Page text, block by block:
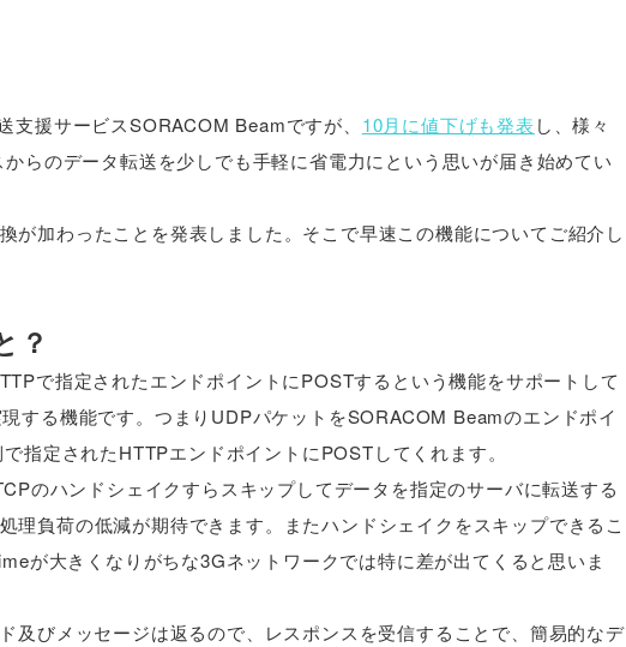
援サービスSORACOM Beamですが、 10月に値下げも発表し、様々
らのデータ転送を少しでも手軽に省電力にという思いが届き始めてい
加わったことを発表しました。そこで早速この機能についてご紹介し
？
で指定されたエンドポイントにPOSTするという機能をサポートして
する機能です。つまりUDPパケットをSORACOM Beamのエンドポイ
指定されたHTTPエンドポイントにPOSTしてくれます。
のハンドシェイクすらスキップしてデータを指定のサーバに転送する
負荷の低減が期待できます。またハンドシェイクをスキップできるこ
が大きくなりがちな3Gネットワークでは特に差が出てくると思いま
及びメッセージは返るので、レスポンスを受信することで、簡易的なデ